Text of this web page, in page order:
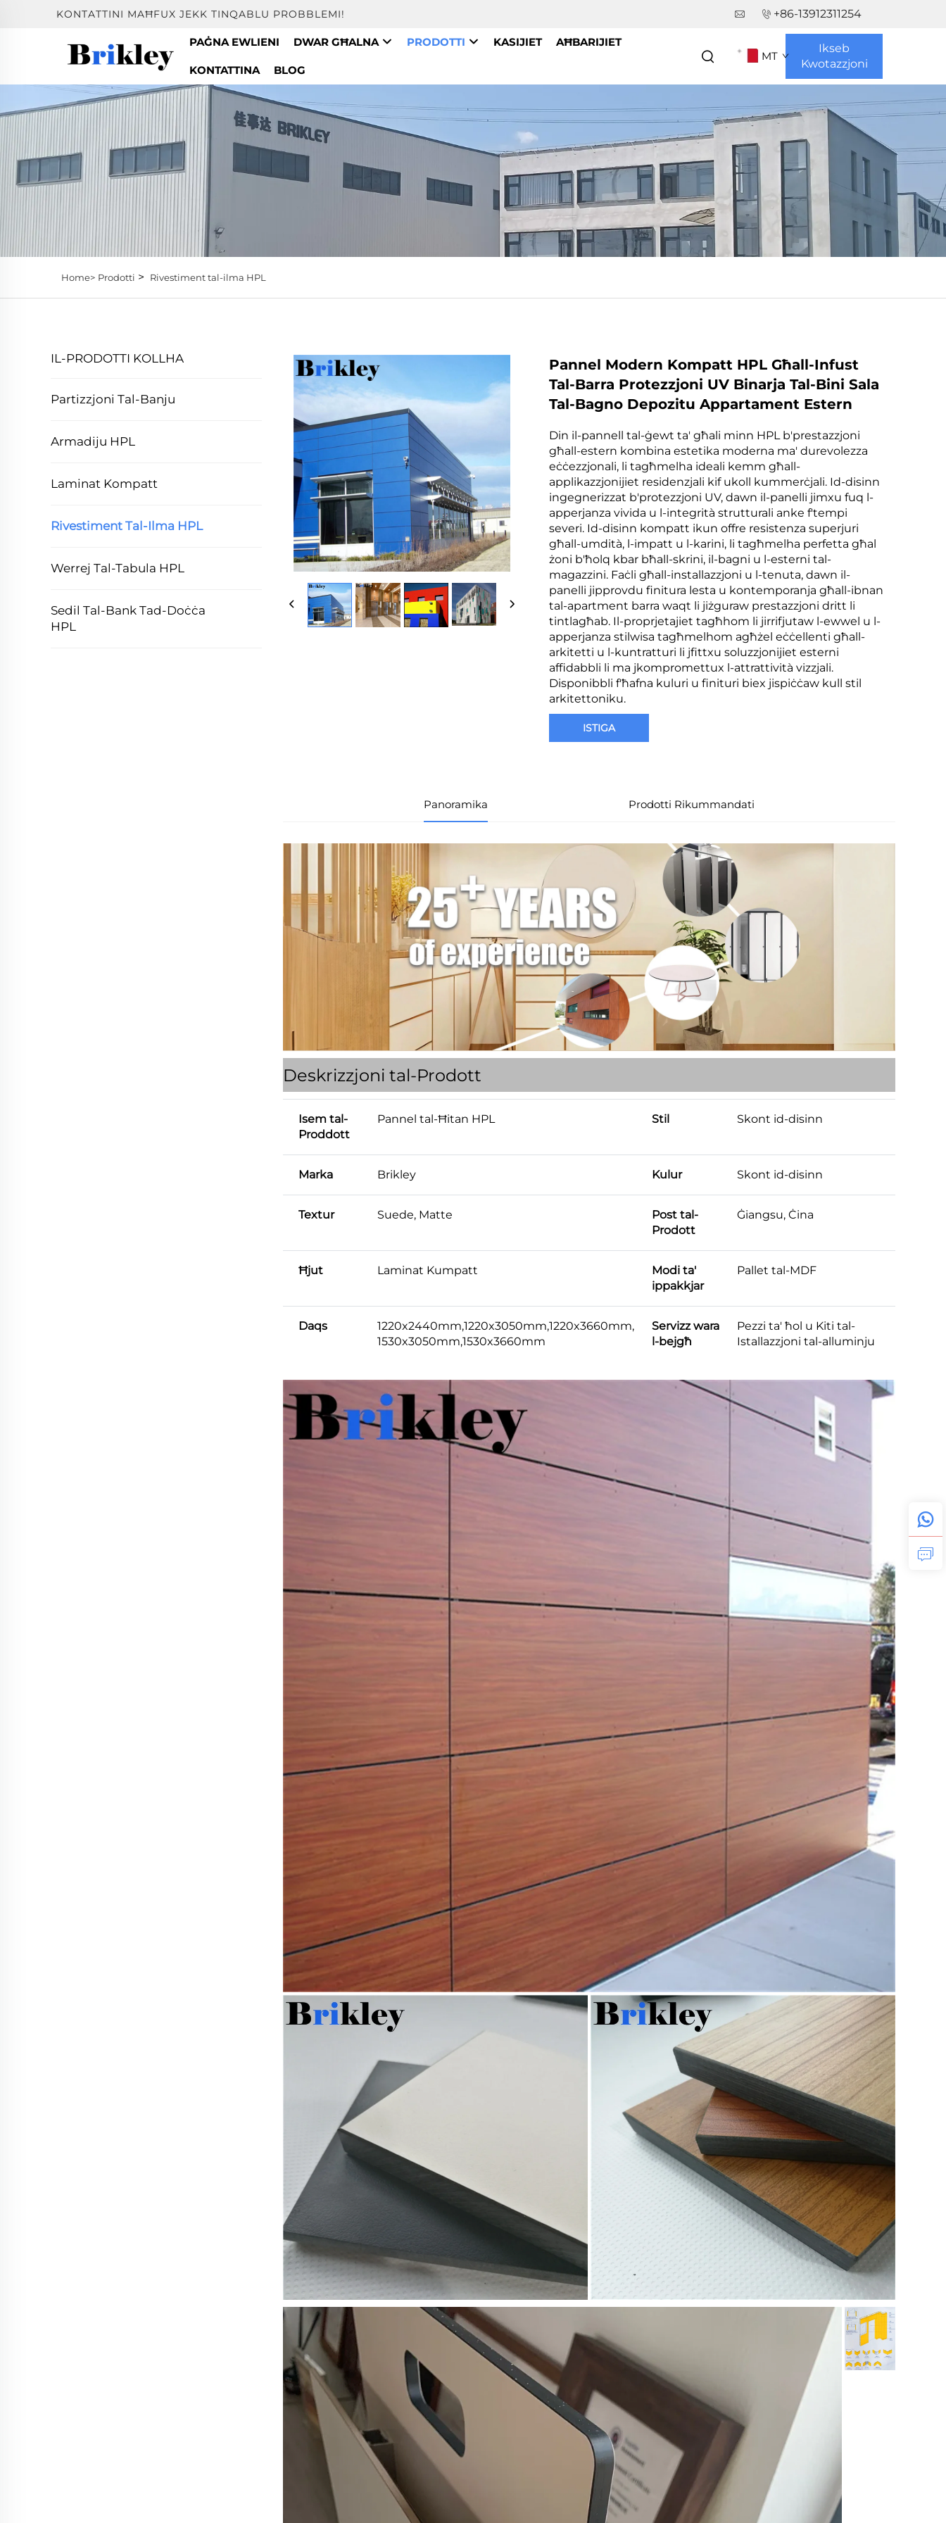
KONTATTINI MAĦFUX JEKK TINQABLU PROBBLEMI! +86-13912311254
PAĠNA EWLIENI DWAR GĦALNA PRODOTTI KASIJIET AĦBARIJIET
KONTATTINA BLOG
MT
Ikseb
Kwotazzjoni
Home> Prodotti > Rivestiment tal-ilma HPL
IL-PRODOTTI KOLLHA
Partizzjoni Tal-Banju
Armadiju HPL
Laminat Kompatt
Rivestiment Tal-Ilma HPL
Werrej Tal-Tabula HPL
Sedil Tal-Bank Tad-Doċċa
HPL
Pannel Modern Kompatt HPL Għall-Infust
Tal-Barra Protezzjoni UV Binarja Tal-Bini Sala
Tal-Bagno Depozitu Appartament Estern
Din il-pannell tal-ġewt ta' għali minn HPL b'prestazzjoni
għall-estern kombina estetika moderna ma' durevolezza
eċċezzjonali, li tagħmelha ideali kemm għall-
applikazzjonijiet residenzjali kif ukoll kummerċjali. Id-disinn
ingegnerizzat b'protezzjoni UV, dawn il-panelli jimxu fuq l-
apperjanza vivida u l-integrità strutturali anke f'tempi
severi. Id-disinn kompatt ikun offre resistenza superjuri
għall-umdità, l-impatt u l-karini, li tagħmelha perfetta għal
żoni b'ħolq kbar bħall-skrini, il-bagni u l-esterni tal-
magazzini. Faċli għall-installazzjoni u l-tenuta, dawn il-
panelli jipprovdu finitura lesta u kontemporanja għall-ibnan
tal-apartment barra waqt li jiżguraw prestazzjoni dritt li
tintlagħab. Il-proprjetajiet tagħhom li jirrifjutaw l-ewwel u l-
apperjanza stilwisa tagħmelhom agħżel eċċellenti għall-
arkitetti u l-kuntratturi li jfittxu soluzzjonijiet esterni
affidabbli li ma jkompromettux l-attrattività vizzjali.
Disponibbli f'ħafna kuluri u finituri biex jispiċċaw kull stil
arkitettoniku.
ISTIGA
Panoramika Prodotti Rikummandati
Deskrizzjoni tal-Prodott
Isem tal-
Proddott
Pannel tal-Ħitan HPL Stil Skont id-disinn
Marka Brikley Kulur Skont id-disinn
Textur Suede, Matte
Post tal-
Prodott
Ġiangsu, Ċina
Ħjut Laminat Kumpatt
Modi ta'
ippakkjar
Pallet tal-MDF
Daqs
1220x2440mm,1220x3050mm,1220x3660mm,
1530x3050mm,1530x3660mm
Servizz wara
l-bejgħ
Pezzi ta' ħol u Kiti tal-
Istallazzjoni tal-alluminju